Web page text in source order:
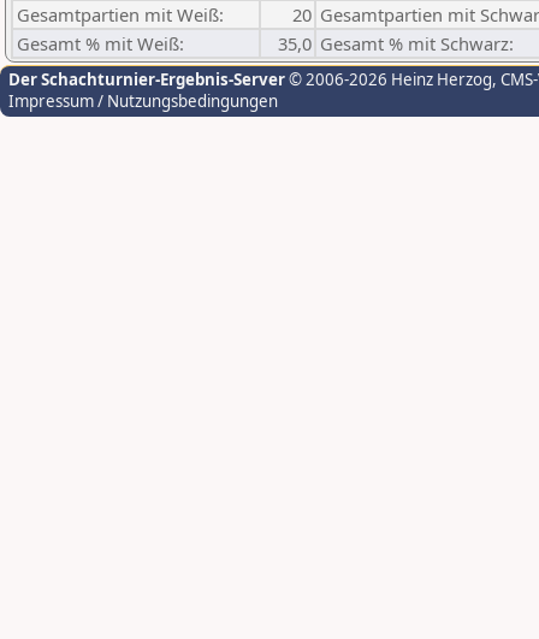
Gesamtpartien mit Weiß:
20 Gesamtpartien mit
Gesamt % mit Weiß:
35,0 Gesamt % mit Schwarz:
Der Schachturnier-Ergebnis-Server© 2006-2026 Heinz Herzog,
Impressum / Nutzungsbedingungen